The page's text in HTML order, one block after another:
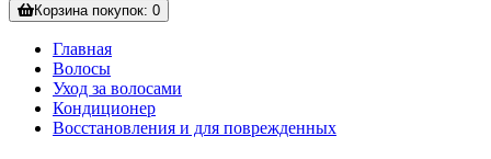
Корзинапокупок: 0
Главная
Волосы
Уход за волосами
Кондиционер
Восстановления и для поврежденных